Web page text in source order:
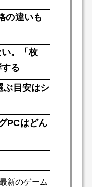
の違いも
。「枚
る
ぶ目安はシ
PCはどん
新のゲーム